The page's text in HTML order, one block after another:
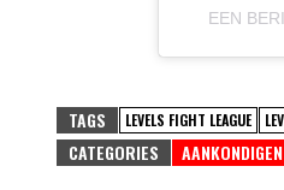
EEN
TAGS LEVELS FIGHT LEAGUE
CATEGORIES AANKONDIGEN